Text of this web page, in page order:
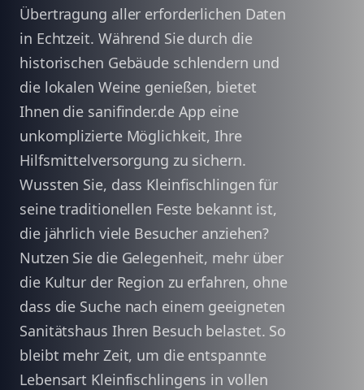
Übertragung aller erforderlichen Daten
in Echtzeit. Während Sie durch die
historischen Gebäude schlendern und
die lokalen Weine genießen, bietet
Ihnen die sanifinder.de App eine
unkomplizierte Möglichkeit, Ihre
Hilfsmittelversorgung zu sichern.
Wussten Sie, dass Kleinfischlingen für
seine traditionellen Feste bekannt ist,
die jährlich viele Besucher anziehen?
Nutzen Sie die Gelegenheit, mehr über
die Kultur der Region zu erfahren, ohne
dass die Suche nach einem geeigneten
Sanitätshaus Ihren Besuch belastet. So
bleibt mehr Zeit, um die entspannte
Lebensart Kleinfischlingens in vollen